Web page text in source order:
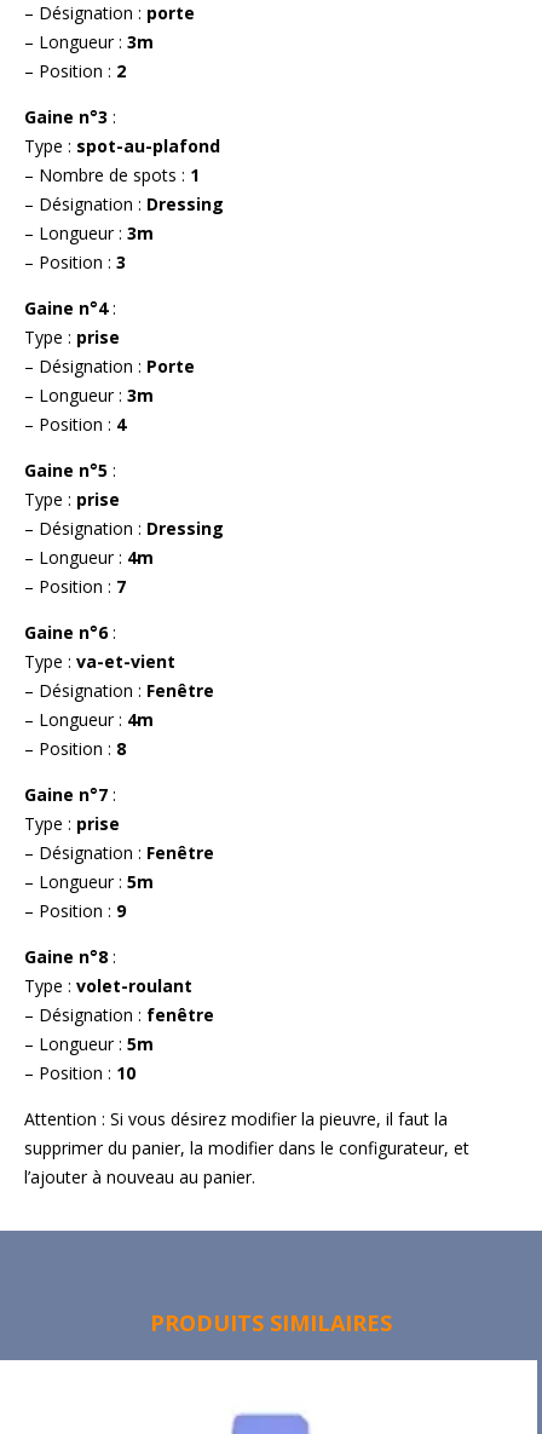
– Désignation : porte
– Longueur : 3m
– Position : 2
Gaine n°3 :
Type : spot-au-plafond
– Nombre de spots : 1
– Désignation : Dressing
– Longueur : 3m
– Position : 3
Gaine n°4:
Type : prise
– Désignation : Porte
– Longueur : 3m
– Position : 4
Gaine n°5 :
Type : prise
– Désignation : Dressing
– Longueur : 4m
– Position : 7
Gaine n°6:
Type : va-et-vient
– Désignation : Fenêtre
– Longueur : 4m
– Position : 8
Gaine n°7 :
Type : prise
– Désignation : Fenêtre
– Longueur : 5m
– Position : 9
Gaine n°8 :
Type : volet-roulant
– Désignation : fenêtre
– Longueur : 5m
– Position : 10
Attention : Si vous désirez modifier la pieuvre, il faut la
supprimer du panier, la modifier dans le configurateur, et
l’ajouter à nouveau au panier.
PRODUITS SIMILAIRES